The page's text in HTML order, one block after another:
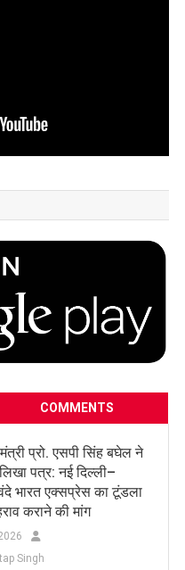
COMMENTS
प्रो. एसपी सिंह बघेल ने
पत्र: नई दिल्ली–
भारत एक्सप्रेस का टूंडला
कराने की मांग
Singh